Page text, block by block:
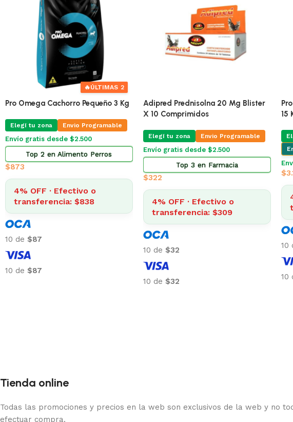
🔥ÚLTIMAS 2
Pro Omega Cachorro Pequeño 3 Kg
Elegí tu zona Envio Programable
Envío gratis desde $2.500
Top 2 en Alimento Perros
$873
4% OFF · Efectivo o
transferencia: $838
10 de $87
10 de $87
Adipred Prednisolna 20 Mg Blister
X 10 Comprimidos
Elegí tu zona Envio Programable
Envío gratis desde $2.500
Top 3 en Farmacia
$322
4% OFF · Efectivo o
transferencia: $309
10 de $32
10 de $32
15
$
10
10
Tienda online
Todas las promociones y precios en la web son exclusivos de la web y no
efectuar compra.